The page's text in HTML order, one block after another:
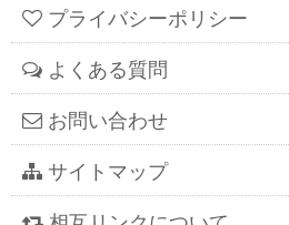
プライバシーポリシー
よくある質問
お問い合わせ
サイトマップ